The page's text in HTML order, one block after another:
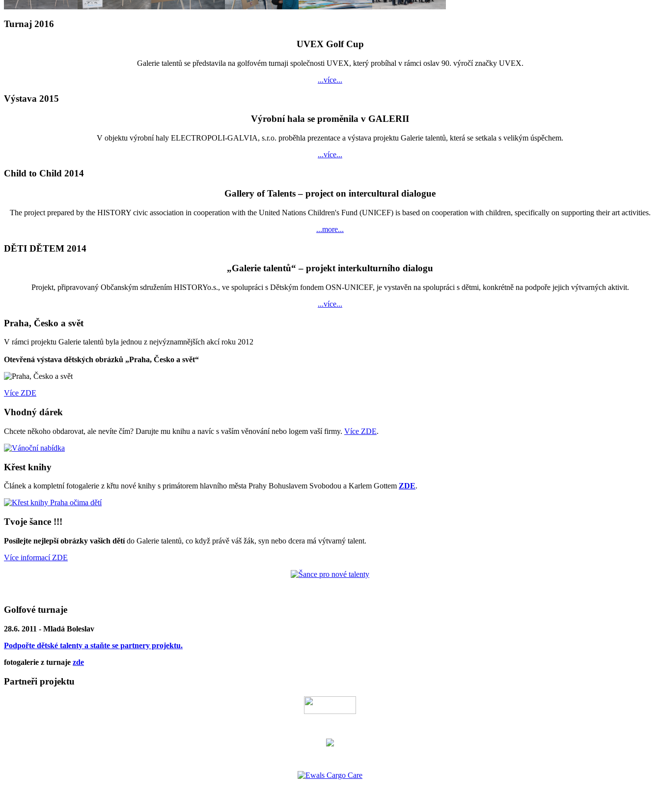
Turnaj 2016
UVEX Golf Cup
Galerie talentů se představila na golfovém turnaji společnosti UVEX, který probíhal v rámci oslav 90. výročí značky UVEX.
...více...
Výstava 2015
Výrobní hala se proměnila v GALERII
V objektu výrobní haly ELECTROPOLI-GALVIA, s.r.o. proběhla prezentace a výstava projektu Galerie talentů, která se setkala s velikým úspěchem.
...více...
Child to Child 2014
Gallery of Talents – project on intercultural dialogue
The project prepared by the HISTORY civic association in cooperation with the United Nations Children's Fund (UNICEF) is based on cooperation with children, specifically on supporting their art activities.
...more...
DĚTI DĚTEM 2014
„Galerie talentů“ – projekt interkulturního dialogu
Projekt, připravovaný Občanským sdružením HISTORYo.s., ve spolupráci s Dětským fondem OSN-UNICEF, je vystavěn na spolupráci s dětmi, konkrétně na podpoře jejich výtvarných aktivit.
...více...
Praha, Česko a svět
V rámci projektu Galerie talentů byla jednou z nejvýznamnějších akcí roku 2012
Otevřená výstava dětských obrázků „Praha, Česko a svět“
Více ZDE
Vhodný dárek
Chcete někoho obdarovat, ale nevíte čím? Darujte mu knihu a navíc s vaším věnování nebo logem vaší firmy. Více ZDE.
Křest knihy
Článek a kompletní fotogalerie z křtu nové knihy s primátorem hlavního města Prahy Bohuslavem Svobodou a Karlem Gottem ZDE.
Tvoje šance !!!
Posílejte nejlepší obrázky vašich dětído Galerie talentů, co když právě váš žák, syn nebo dcera má výtvarný talent.
Více informací ZDE
Golfové turnaje
28.6. 2011 - Mladá Boleslav
Podpořte dětské talenty a staňte se partnery projektu.
fotogalerie z turnaje zde
Partneři projektu